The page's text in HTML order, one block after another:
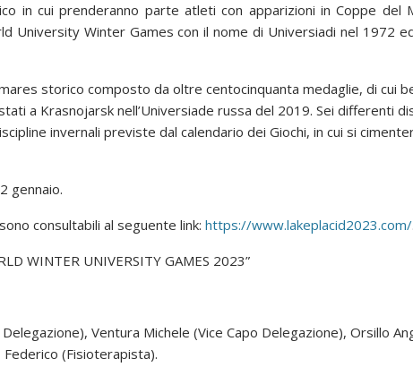
in cui prenderanno parte atleti con apparizioni in Coppe del
University Winter Games con il nome di Universiadi nel 1972
storico composto da oltre centocinquanta medaglie, di cui
a Krasnojarsk nell’Universiade russa del 2019. Sei differenti
invernali previste dal calendario dei Giochi, in cui si
gennaio.
consultabili al seguente link: https://www.lakeplacid2023.com/.
WINTER UNIVERSITY GAMES 2023”
Ventura Michele (Vice Capo Delegazione), Orsillo
Federico (Fisioterapista).